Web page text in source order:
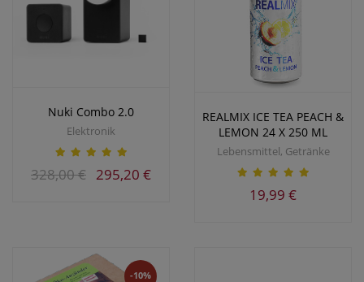
Nuki Combo 2.0
Elektronik
328,00 € 295,20 €
REALMIX ICE TEA PEACH &
LEMON 24 X 250 ML
Lebensmittel, Getränke
19,99 €
-10%